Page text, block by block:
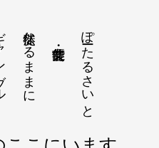
ここにいます ぽーたるさいと
徒然なるままに
ル